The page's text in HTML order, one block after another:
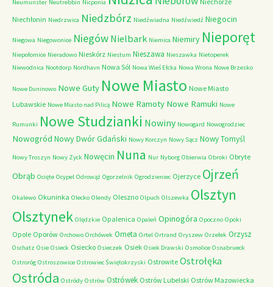
Neumunster Neutrebbin Nicponia
Niechłonin Niedrzwica Niedzbórz Niedźwiadna Niedźwiedź Niegocin
Niegowa Niegowonice Niegów Nielbark Niemica Niemiry Nieporęt
Niepołomice Nieradowo Nieskórz Niestum Nieszawa Nieszawka Nietoperek
Niewodnica Nootdorp Nordhavn Nowa Sól Nowa Wieś Ełcka Nowa Wrona Nowe Brzesko
Nowe Duninowo Nowe Guty Nowe Miasto Nowe Miasto
Lubawskie Nowe Miasto nad Pilicą Nowe Ramoty Nowe Ramuki Nowe
Rumunki Nowe Studzianki Nowiny Nowogard Nowogrodziec
Nowogród Nowy Dwór Gdański Nowy Korczyn Nowy Sącz Nowy Tomyśl
Nowy Troszyn Nowy Zyck Nowęcin Nuna Nur Nyborg Obierwia Obroki Obryte
Obrąb Ocięte Ocypel Odrowąż Ogorzelnik Ogrodzieniec Ojerzyce Ojrzeń
Okalewo Okuninka Olecko Olendy Oleszno Olpuch Olszewka Olsztyn
Olsztynek Olędzkie Opalenica Opaleń Opinogóra Opoczno Opoki
Opole Oporów Orchowo Orchówek Orneta Ortel Ortrand Oryszew Orzełek Orzysz
Oschatz Osie Osieck Osiecko Osieczek Osiek Osiek Drawski Osmolice Osnabrueck
Ostroróg Ostroszowice Ostrowiec Świętokrzyski Ostrowite Ostrołęka
Ostróda Ostródy Ostrów Ostrówek Ostrów Lubelski Ostrów Mazowiecka